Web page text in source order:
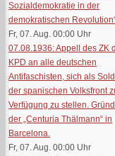
Sozialdemokratie in der
demokratischen
Fr, 07. Aug. 00:00 Uhr
07.08.1936: Appell des ZK
KPD an alle deutschen
Antifaschisten, sich als
der spanischen Volksfront
Verfügung zu stellen.
der „Centuria Thälmann“ in
Barcelona.
Fr, 07. Aug. 00:00 Uhr